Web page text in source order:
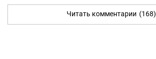
Читать комментарии (168)